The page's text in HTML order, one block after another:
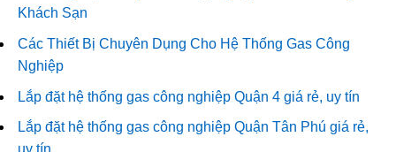
Khách Sạn
Các Thiết Bị Chuyên Dụng Cho Hệ Thống Gas Công
Nghiệp
Lắp đặt hệ thống gas công nghiệp Quận 4 giá rẻ, uy tín
Lắp đặt hệ thống gas công nghiệp Quận Tân Phú giá rẻ,